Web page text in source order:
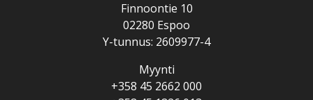
Finnoontie 10
02280 Espoo
Y-tunnus: 2609977-4
Myynti
+358 45 2662 000